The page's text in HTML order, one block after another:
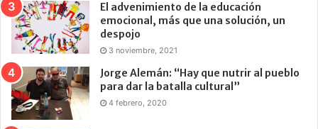
El advenimiento de la educación
emocional, más que una solución, un
despojo
3 noviembre, 2021
Jorge Alemán: “Hay que nutrir al pueblo
para dar la batalla cultural”
4 febrero, 2020